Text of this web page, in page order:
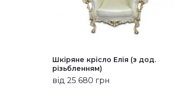
Шкіряне крісло Елiя (з дод.
рiзьбленням)
від 25 680 грн